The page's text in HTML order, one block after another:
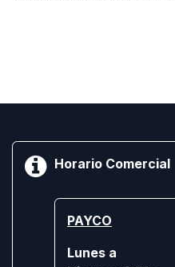
Horario Comercial
PAYCO
Lunes a